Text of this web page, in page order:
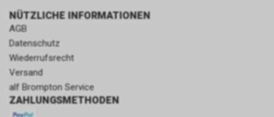
NÜTZLICHE INFORMATIONEN
AGB
Datenschutz
Wiederrufsrecht
Versand
alf Brompton Service
ZAHLUNGSMETHODEN